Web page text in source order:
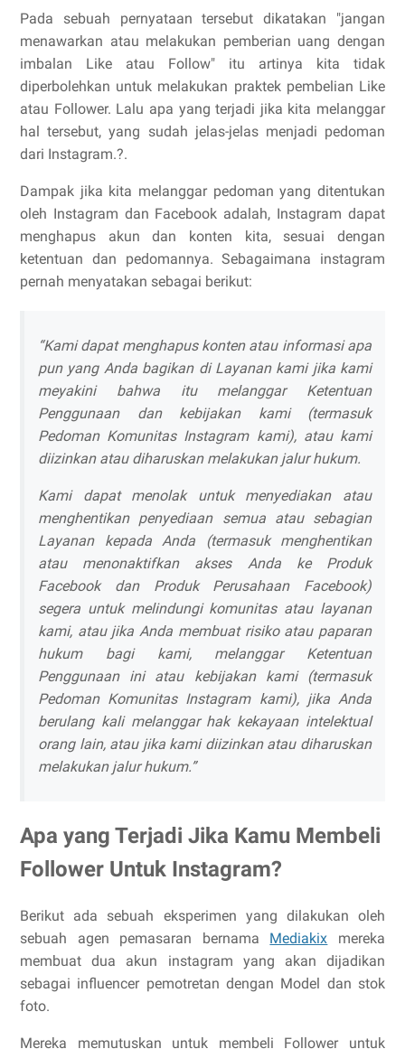
Pada sebuah pernyataan tersebut dikatakan "jangan
menawarkan atau melakukan pemberian uang dengan
imbalan Like atau Follow" itu artinya kita tidak
diperbolehkan untuk melakukan praktek pembelian Like
atau Follower. Lalu apa yang terjadi jika kita melanggar
hal tersebut, yang sudah jelas-jelas menjadi pedoman
dari Instagram.?.
Dampak jika kita melanggar pedoman yang ditentukan
oleh Instagram dan Facebook adalah, Instagram dapat
menghapus akun dan konten kita, sesuai dengan
ketentuan dan pedomannya. Sebagaimana instagram
pernah menyatakan sebagai berikut:
“Kami dapat menghapus konten atau informasi apa
pun yang Anda bagikan di Layanan kami jika kami
meyakini bahwa itu melanggar Ketentuan
Penggunaan dan kebijakan kami (termasuk
Pedoman Komunitas Instagram kami), atau kami
diizinkan atau diharuskan melakukan jalur hukum.
Kami dapat menolak untuk menyediakan atau
menghentikan penyediaan semua atau sebagian
Layanan kepada Anda (termasuk menghentikan
atau menonaktifkan akses Anda ke Produk
Facebook dan Produk Perusahaan Facebook)
segera untuk melindungi komunitas atau layanan
kami, atau jika Anda membuat risiko atau paparan
hukum bagi kami, melanggar Ketentuan
Penggunaan ini atau kebijakan kami (termasuk
Pedoman Komunitas Instagram kami), jika Anda
berulang kali melanggar hak kekayaan intelektual
orang lain, atau jika kami diizinkan atau diharuskan
melakukan jalur hukum.”
Apa yang Terjadi Jika Kamu Membeli
Follower Untuk Instagram?
Berikut ada sebuah eksperimen yang dilakukan oleh
sebuah agen pemasaran bernama Mediakix mereka
membuat dua akun instagram yang akan dijadikan
sebagai influencer pemotretan dengan Model dan stok
foto.
Mereka memutuskan untuk membeli Follower untuk